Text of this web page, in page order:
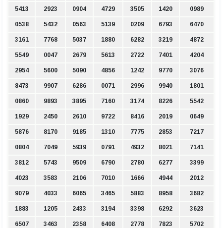
5413 2923 0904 4729 3505 1420 0989
0538 5432 0563 5139 0209 6793 6470
3161 7768 5037 1880 6282 3219 4872
5549 0047 2679 5613 2722 7401 4204
2954 5600 5090 4856 1242 9770 3076
8473 9907 6286 0071 2996 9940 1801
0860 9893 3895 7160 3174 8226 5542
1929 2450 2610 9722 8416 2019 0649
5876 8170 9185 1310 7775 2853 7217
0804 7049 5939 0791 4932 8021 7141
3812 5743 9509 6790 2780 6277 3399
4023 3583 2106 7010 1666 4944 2012
9079 4033 6065 3465 5883 8958 3682
1883 1205 2433 3194 3398 6292 3623
6507 3463 2358 6408 2778 7823 5702